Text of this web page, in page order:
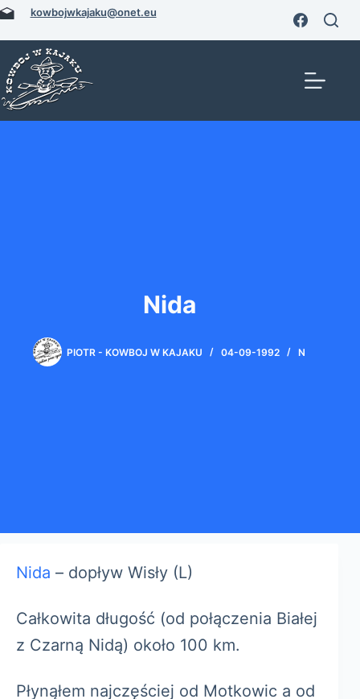
Przejdź
treści
kowbojwkajaku@onet.eu
Nida
PIOTR - KOWBOJ W KAJAKU 04-09-1992 N
Nida – dopływ Wisły (L)
Całkowita długość (od połączenia Białej
z Czarną Nidą) około 100 km.
Płynąłem najczęściej od Motkowic a od